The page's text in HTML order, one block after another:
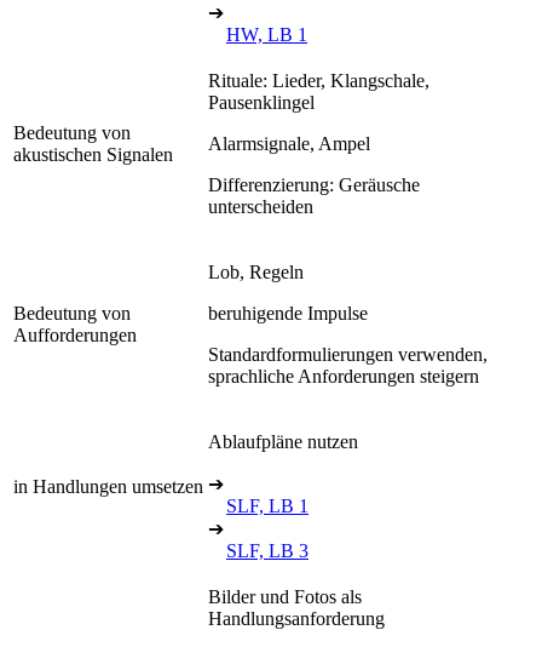
➔
HW, LB 1
Bedeutung von
akustischen Signalen
Rituale: Lieder, Klangschale,
Pausenklingel
Alarmsignale, Ampel
Differenzierung: Geräusche
unterscheiden
Bedeutung von
Aufforderungen
Lob, Regeln
beruhigende Impulse
Standardformulierungen verwenden,
sprachliche Anforderungen steigern
in Handlungen umsetzen
Ablaufpläne nutzen
➔
SLF, LB 1
➔
SLF, LB 3
Bilder und Fotos als
Handlungsanforderung